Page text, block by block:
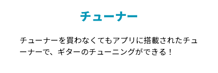
チューナー
チューナーを買わなくてもアプリに搭載されたチュ
ーナーで、ギターのチューニングができる！